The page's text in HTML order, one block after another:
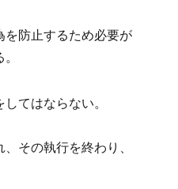
防止するため必要が
てはならない。
その執行を終わり、